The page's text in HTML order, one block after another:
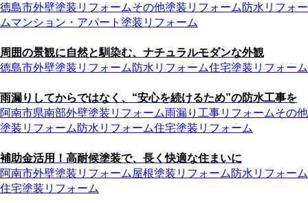
徳島市外壁塗装リフォームその他塗装リフォーム 防水リフォー
ムマンション・アパート塗装リフォーム
周囲の景観に自然と馴染む、ナチュラルモダンな外観
徳島市外壁塗装リフォーム 防水リフォーム住宅塗装リフォーム
雨漏りしてからではなく、“安心を続けるため”の防水工事を
阿南市県南部外壁塗装リフォーム雨漏り工事リフォームその他
塗装リフォーム 防水リフォーム住宅塗装リフォーム
補助金活用！高耐候塗装で、長く快適な住まいに
阿南市外壁塗装リフォーム 屋根塗装リフォーム 防水リフォーム
住宅塗装リフォーム